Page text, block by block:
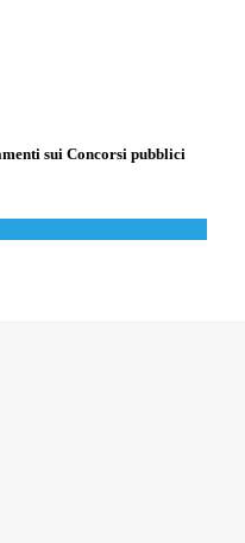
sui Concorsi pubblici